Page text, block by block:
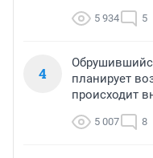
5 934 5
4
планирует
происходит
5 007 8